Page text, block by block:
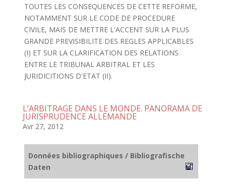
TOUTES LES CONSEQUENCES DE CETTE REFORME,
NOTAMMENT SUR LE CODE DE PROCEDURE
CIVILE, MAIS DE METTRE L'ACCENT SUR LA PLUS
GRANDE PREVISIBILITE DES REGLES APPLICABLES
(I) ET SUR LA CLARIFICATION DES RELATIONS
ENTRE LE TRIBUNAL ARBITRAL ET LES
JURIDICITIONS D'ETAT (II).
L’ARBITRAGE DANS LE MONDE. PANORAMA DE
JURISPRUDENCE ALLEMANDE
Avr 27, 2012
Données bibliographiques / Bibliografische
Daten